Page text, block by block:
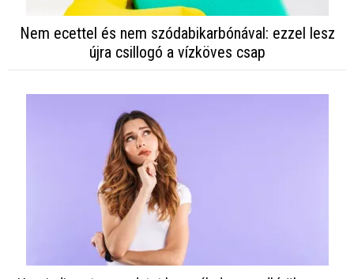
Nem ecettel és nem szódabikarbónával: ezzel lesz
újra csillogó a vízköves csap